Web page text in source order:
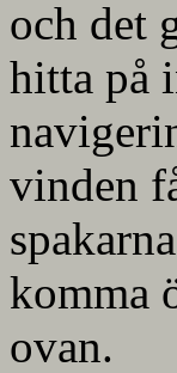
och det
hitta på
vinden
komma
ovan.